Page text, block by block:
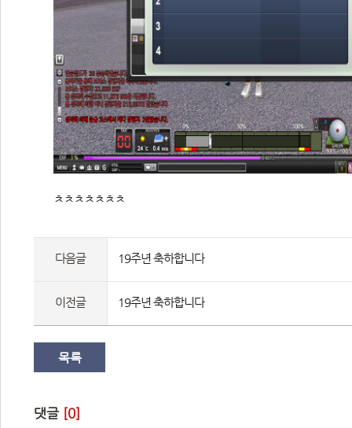
ㅊㅊㅊㅊㅊㅊㅊ
다음글 19주년 축하합니다
이전글 19주년 축하합니다
목록
댓글 [0]